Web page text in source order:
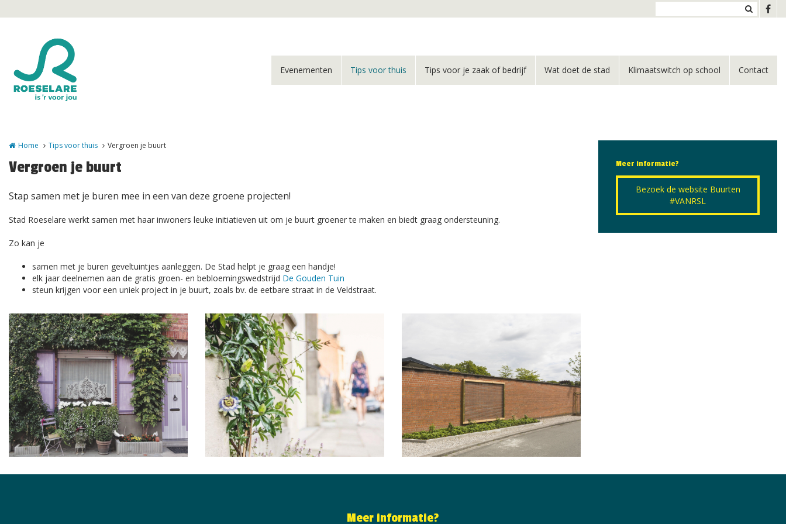
Evenementen Tips voor thuis Tips voor je zaak of bedrijf Wat doet de stad Klimaatswitch op school Contact
Home Tips voor thuis Vergroen je buurt
Vergroen je buurt
Stap samen met je buren mee in een van deze groene projecten!
Stad Roeselare werkt samen met haar inwoners leuke initiatieven uit om je buurt groener te maken en biedt graag ondersteuning.
Zo kan je
samen met je buren geveltuintjes aanleggen. De Stad helpt je graag een handje!
elk jaar deelnemen aan de gratis groen- en bebloemingswedstrijd De Gouden Tuin
steun krijgen voor een uniek project in je buurt, zoals bv. de eetbare straat in de Veldstraat.
Meer informatie?
Bezoek de website Buurten
#VANRSL
Meer informatie?